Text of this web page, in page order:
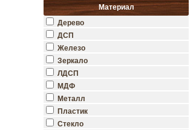
Материал
Дерево
ДСП
Железо
Зеркало
ЛДСП
МДФ
Металл
Пластик
Стекло